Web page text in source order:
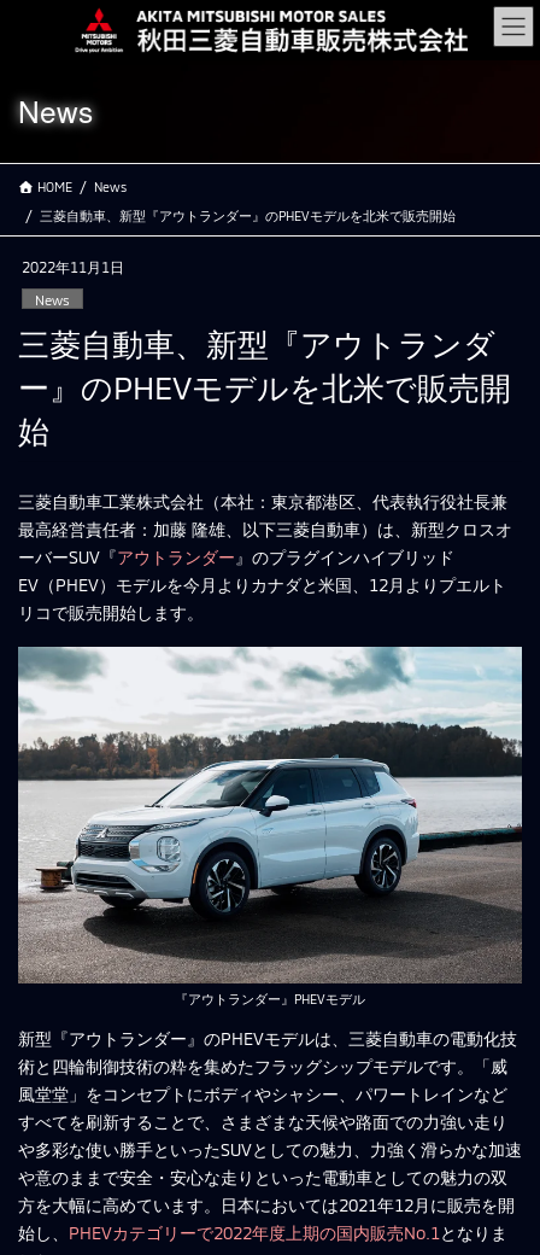
移
ン
動
News
HOME
News
三菱自動車、新型『アウトランダー』のPHEVモデルを北米で販売開始
2022年11月1日
News
三菱自動車、新型『アウトランダ
ー』のPHEVモデルを北米で販売開
始
三菱自動車工業株式会社（本社：東京都港区、代表執行役社長兼
最高経営責任者：加藤 隆雄、以下三菱自動車）は、新型クロスオ
ーバーSUV『アウトランダー 』のプラグインハイブリッド
EV（PHEV）モデルを今月よりカナダと米国、12月よりプエルト
リコで販売開始します。
『アウトランダー』PHEVモデル
新型『アウトランダー』のPHEVモデルは、三菱自動車の電動化技
術と四輪制御技術の粋を集めたフラッグシップモデルです。「威
風堂堂」をコンセプトにボディやシャシー、パワートレインなど
すべてを刷新することで、さまざまな天候や路面での力強い走り
や多彩な使い勝手といったSUVとしての魅力、力強く滑らかな加速
や意のままで安全・安心な走りといった電動車としての魅力の双
方を大幅に高めています。日本においては2021年12月に販売を開
始し、 PHEVカテゴリーで2022年度上期の国内販売No.1 となりま